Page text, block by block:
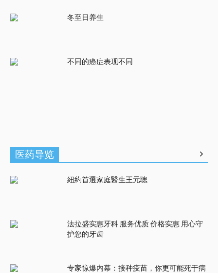
冬至日养生
不同的癌症表现不同
医药导览
紐約首選家庭醫生王元聰
法拉盛实惠牙科 服务优质 价格实惠 用心守
护您的牙齿
专家惊爆内幕：接种疫苗，你更可能死于病